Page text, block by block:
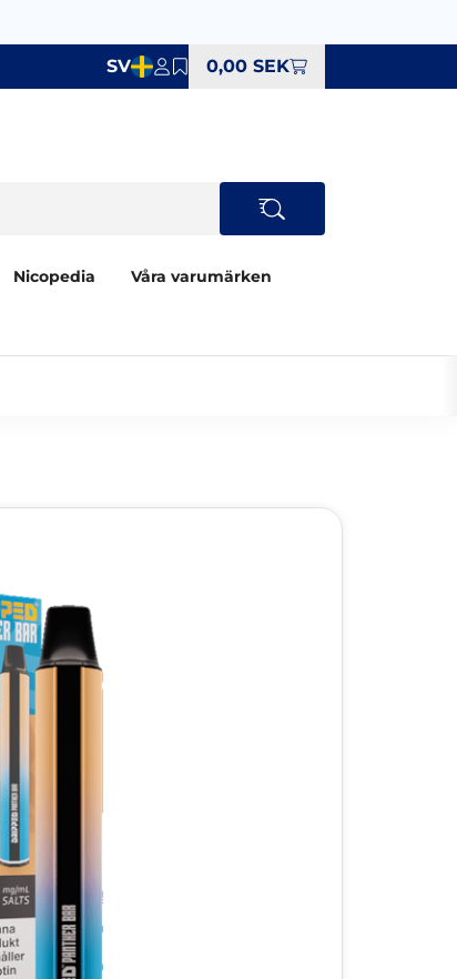
SV 0,00 SEK
Nicopedia
Våra varumärken